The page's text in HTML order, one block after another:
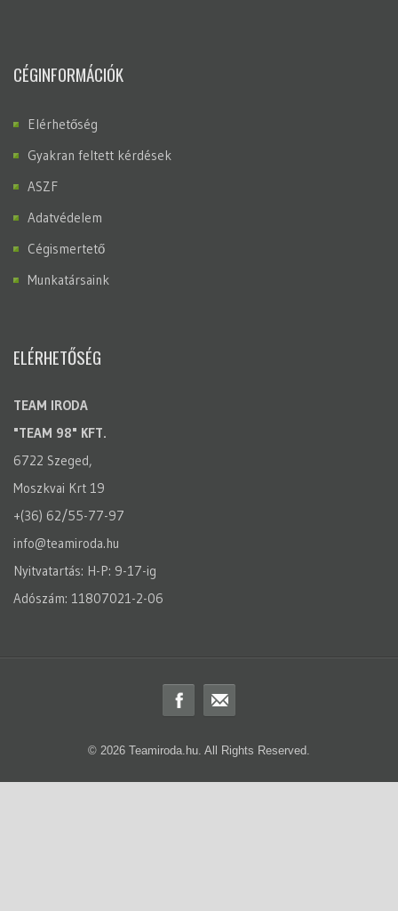
CÉGINFORMÁCIÓK
Elérhetőség
Gyakran feltett kérdések
ASZF
Adatvédelem
Cégismertető
Munkatársaink
ELÉRHETŐSÉG
TEAM IRODA
"TEAM 98" KFT.
6722 Szeged,
Moszkvai Krt 19
+(36) 62/55-77-97
info@teamiroda.hu
Nyitvatartás: H-P: 9-17-ig
Adószám: 11807021-2-06
© 2026 Teamiroda.hu. All Rights Reserved.